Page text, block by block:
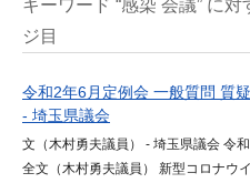
キーワード “感染 会議” に対
ジ目
令和2年6月定例会 一般質問 質
- 埼玉県議会
文（木村勇夫議員） - 埼玉県議会 令
全文（木村勇夫議員） 新型コロナウ